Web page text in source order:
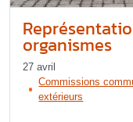
organismes
27 avril
Commissions
extérieurs